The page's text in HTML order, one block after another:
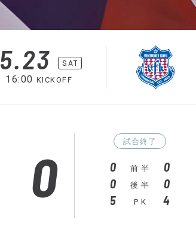
5.23 SAT
16:00 KICKOFF
0
試合終了
0 前 半
0
0
後 半
0
5
P K 4